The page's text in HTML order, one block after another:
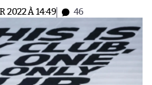
2022 À 14:49 46